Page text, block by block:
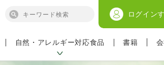
ログイン
自然・アレルギー対応食品 書籍